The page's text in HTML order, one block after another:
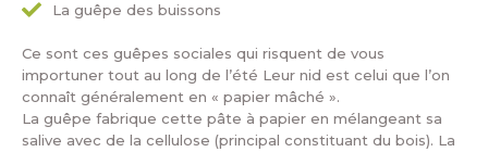
La guêpe des buissons
Ce sont ces guêpes sociales qui risquent de vous
importuner tout au long de l’été Leur nid est celui que l’on
connaît généralement en « papier mâché ».
La guêpe fabrique cette pâte à papier en mélangeant sa
salive avec de la cellulose (principal constituant du bois). La